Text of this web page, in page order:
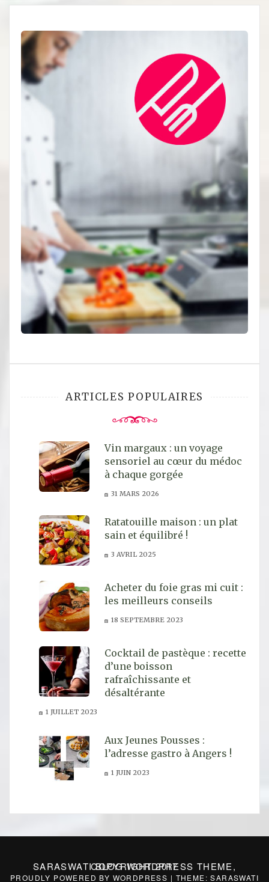
ARTICLES POPULAIRES
Vin margaux : un voyage
sensoriel au cœur du médoc
à chaque gorgée
31 MARS 2026
Ratatouille maison : un plat
sain et équilibré !
3 AVRIL 2025
Acheter du foie gras mi cuit :
les meilleurs conseils
18 SEPTEMBRE 2023
Cocktail de pastèque : recette
d’une boisson
rafraîchissante et
désaltérante
1 JUILLET 2023
Aux Jeunes Pousses :
l’adresse gastro à Angers !
1 JUIN 2023
SARASWATI BLOG WORDPRESS THEME, COPYRIGHT 2017
PROUDLY POWERED BY WORDPRESS | THEME: SARASWATI